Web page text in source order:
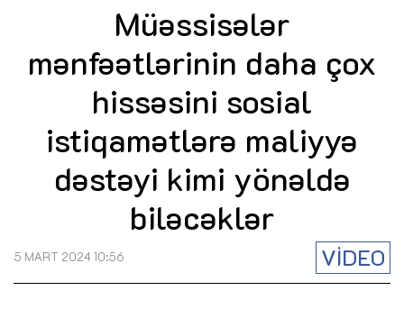
Müəssisələr
mənfəətlərinin daha çox
hissəsini sosial
istiqamətlərə maliyyə
dəstəyi kimi yönəldə
biləcəklər
VİDEO
5 MART 2024 10:56